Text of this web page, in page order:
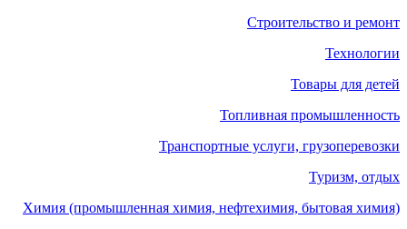
Строительство и ремонт
Технологии
Товары для детей
Топливная промышленность
Транспортные услуги, грузоперевозки
Туризм, отдых
Химия (промышленная химия, нефтехимия, бытовая химия)